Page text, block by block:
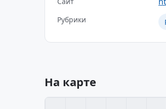
Рубрики
На карте